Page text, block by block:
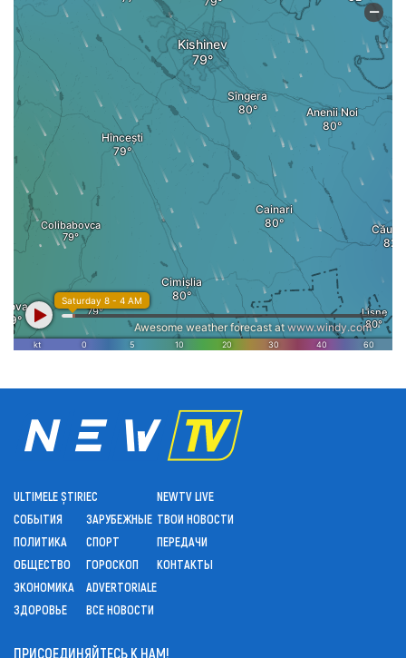
ULTIMELE ȘTIRI
СОБЫТИЯ
ПОЛИТИКА
ОБЩЕСТВО
ЭКОНОМИКА
ЗДОРОВЬЕ
ЕС
ЗАРУБЕЖНЫЕ
СПОРТ
ГОРОСКОП
ADVERTORIALE
ВСЕ НОВОСТИ
NEWTV LIVE
ТВОИ НОВОСТИ
ПЕРЕДАЧИ
КОНТАКТЫ
ПРИСОЕДИНЯЙТЕСЬ К НАМ!